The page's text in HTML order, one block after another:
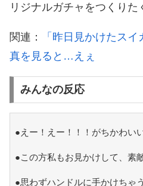
リジナルガチャをつくりた
関連：
「昨日見かけたス
真を見ると…えぇ
みんなの反応
●えー！えー！！！がちかわい
●この方私もお見かけして、素
●思わずハンドルに手かけちゃ